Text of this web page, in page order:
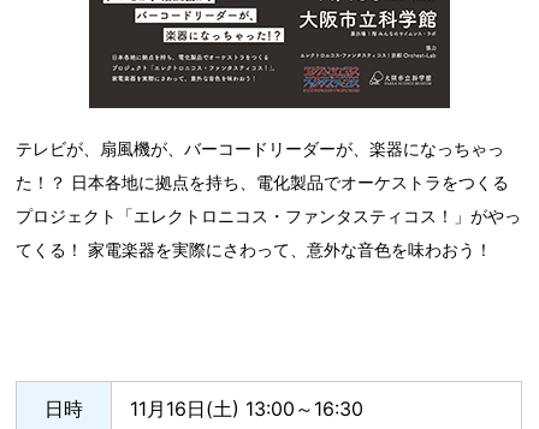
テレビが、扇風機が、バーコードリーダーが、楽器になっちゃっ
た！？ 日本各地に拠点を持ち、電化製品でオーケストラをつくる
プロジェクト「エレクトロニコス・ファンタスティコス！」がやっ
てくる！ 家電楽器を実際にさわって、意外な音色を味わおう！
日時 11月16日(土) 13:00～16:30